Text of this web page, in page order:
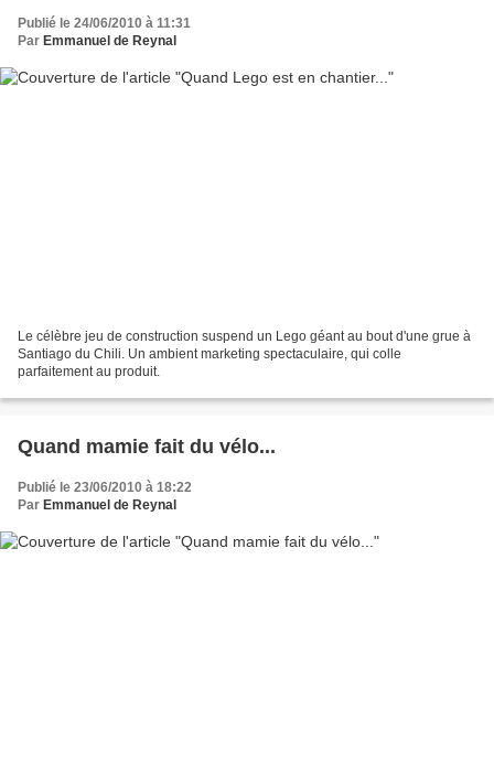
Publié le 24/06/2010 à 11:31
Par Emmanuel de Reynal
Le célèbre jeu de construction suspend un Lego géant au bout d'une grue à
Santiago du Chili. Un ambient marketing spectaculaire, qui colle
parfaitement au produit.
Quand mamie fait du vélo...
Publié le 23/06/2010 à 18:22
Par Emmanuel de Reynal